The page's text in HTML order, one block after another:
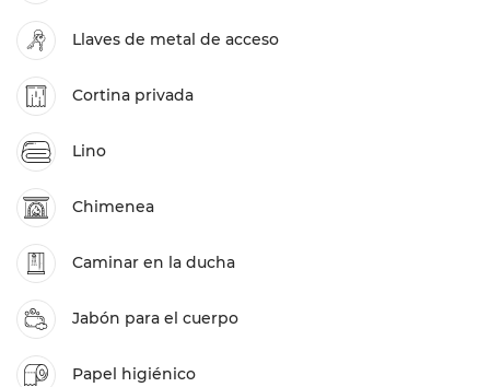
Llaves de metal de acceso
Cortina privada
Lino
Chimenea
Caminar en la ducha
Jabón para el cuerpo
Papel higiénico